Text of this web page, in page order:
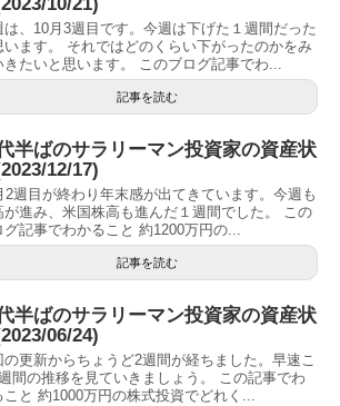
10/21)
は、10月3週目です。今週は下げた１週間だった
います。 それではどのくらい下がったのかをみ
きたいと思います。 このブログ記事でわ...
記事を読む
半ばのサラリーマン投資家の資産状
12/17)
2週目が終わり年末感が出てきています。今週も
が進み、米国株高も進んだ１週間でした。 この
グ記事でわかること 約1200万円の...
記事を読む
半ばのサラリーマン投資家の資産状
06/24)
の更新からちょうど2週間が経ちました。早速こ
間の推移を見ていきましょう。 この記事でわ
こと 約1000万円の株式投資でどれく...